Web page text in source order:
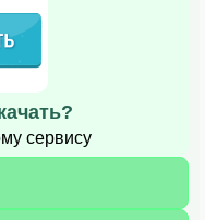
сервису